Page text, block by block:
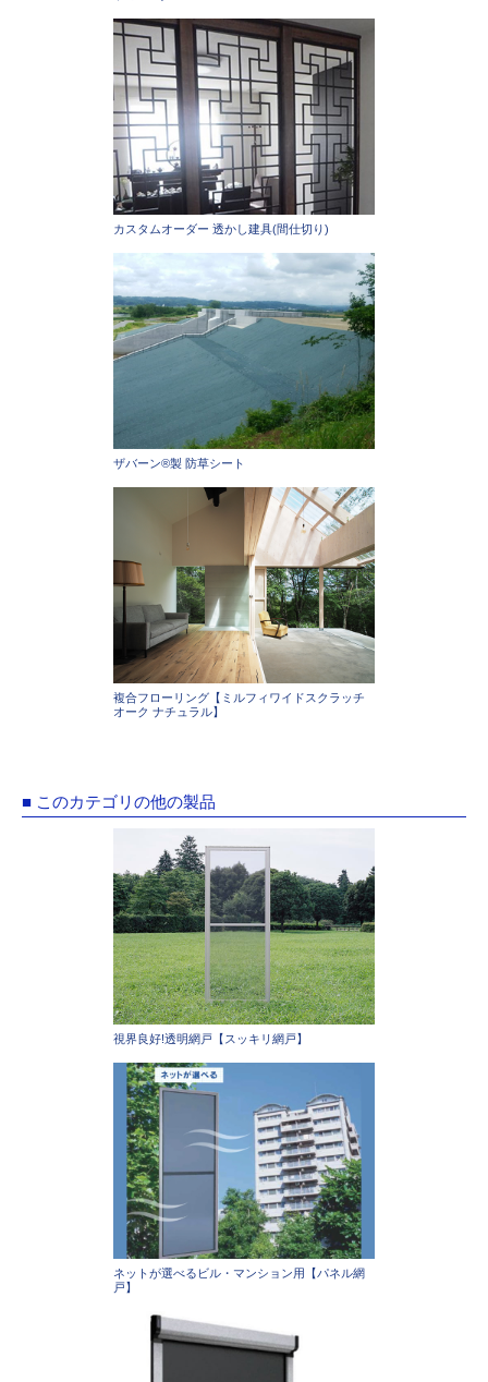
カスタムオーダー 透かし建具(間仕切り)
ザバーン®製 防草シート
複合フローリング【ミルフィワイドスクラッチ
オーク ナチュラル】
■ このカテゴリの他の製品
視界良好!透明網戸【スッキリ網戸】
ネットが選べるビル・マンション用【パネル網
戸】